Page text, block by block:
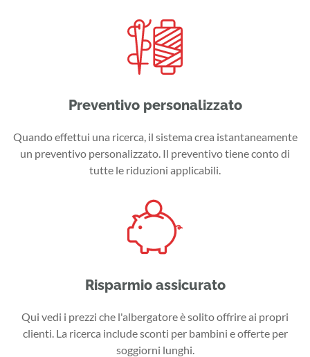
Preventivo personalizzato
Quando effettui una ricerca, il sistema crea istantaneamente
un preventivo personalizzato. Il preventivo tiene conto di
tutte le riduzioni applicabili.
Risparmio assicurato
Qui vedi i prezzi che l'albergatore è solito offrire ai propri
clienti. La ricerca include sconti per bambini e offerte per
soggiorni lunghi.